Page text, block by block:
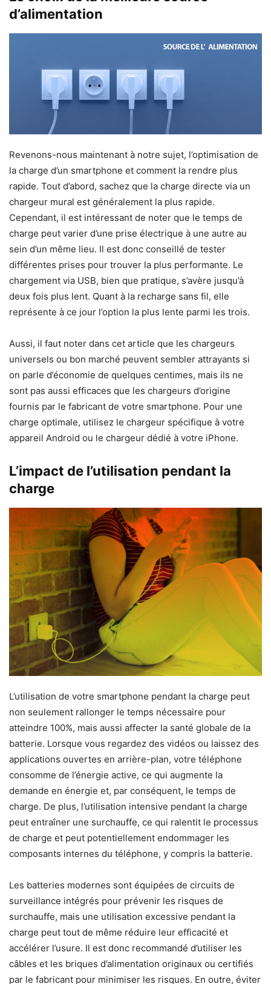
d’alimentation
Revenons-nous maintenant à notre sujet, l’optimisation de
la charge d’un smartphone et comment la rendre plus
rapide. Tout d’abord, sachez que la charge directe via un
chargeur mural est généralement la plus rapide.
Cependant, il est intéressant de noter que le temps de
charge peut varier d’une prise électrique à une autre au
sein d’un même lieu. Il est donc conseillé de tester
différentes prises pour trouver la plus performante. Le
chargement via USB, bien que pratique, s’avère jusqu’à
deux fois plus lent. Quant à la recharge sans fil, elle
représente à ce jour l’option la plus lente parmi les trois.
Aussi, il faut noter dans cet article que les chargeurs
universels ou bon marché peuvent sembler attrayants si
on parle d’économie de quelques centimes, mais ils ne
sont pas aussi efficaces que les chargeurs d’origine
fournis par le fabricant de votre smartphone. Pour une
charge optimale, utilisez le chargeur spécifique à votre
appareil Android ou le chargeur dédié à votre iPhone.
L’impact de l’utilisation pendant la
charge
L’utilisation de votre smartphone pendant la charge peut
non seulement rallonger le temps nécessaire pour
atteindre 100%, mais aussi affecter la santé globale de la
batterie. Lorsque vous regardez des vidéos ou laissez des
applications ouvertes en arrière-plan, votre téléphone
consomme de l’énergie active, ce qui augmente la
demande en énergie et, par conséquent, le temps de
charge. De plus, l’utilisation intensive pendant la charge
peut entraîner une surchauffe, ce qui ralentit le processus
de charge et peut potentiellement endommager les
composants internes du téléphone, y compris la batterie.
Les batteries modernes sont équipées de circuits de
surveillance intégrés pour prévenir les risques de
surchauffe, mais une utilisation excessive pendant la
charge peut tout de même réduire leur efficacité et
accélérer l’usure. Il est donc recommandé d’utiliser les
câbles et les briques d’alimentation originaux ou certifiés
par le fabricant pour minimiser les risques. En outre, éviter